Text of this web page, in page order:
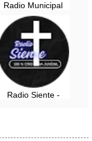
Radio Municipal
1120 AM Al mejor
estilo - Arequipa
Radio Siente -